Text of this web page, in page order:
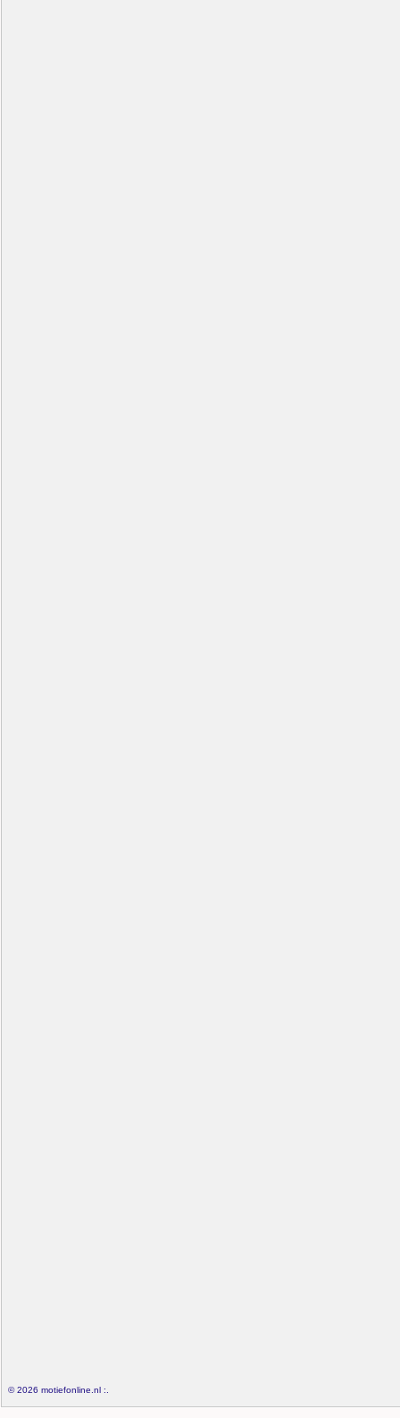
© 2026 motiefonline.nl :.